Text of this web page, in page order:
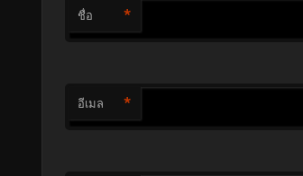
ชื่อ *
อีเมล *